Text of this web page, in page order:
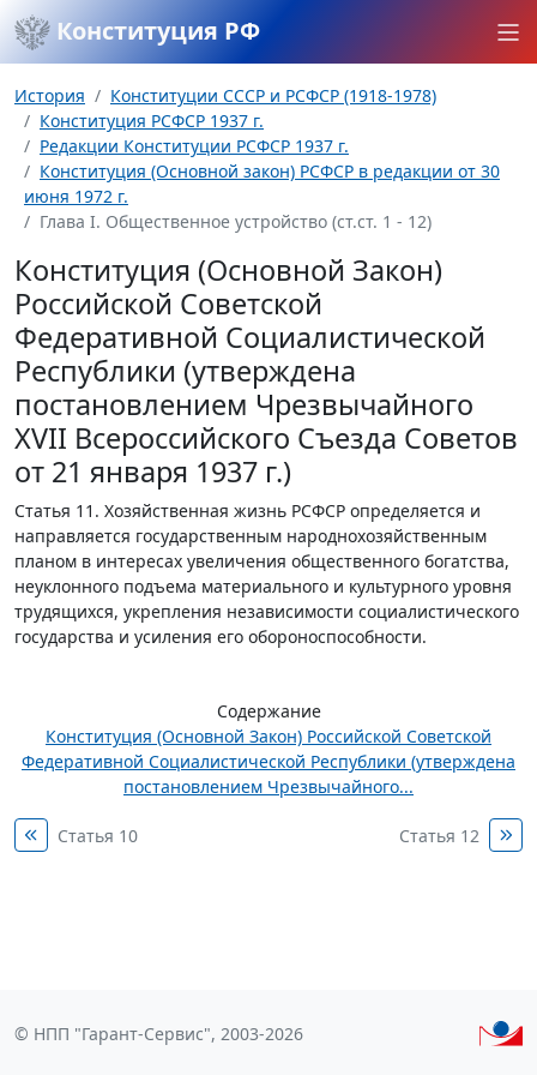
Конституция РФ
История
Конституции СССР и РСФСР (1918-1978)
Конституция РСФСР 1937 г.
Редакции Конституции РСФСР 1937 г.
Конституция (Основной закон) РСФСР в редакции от 30
июня 1972 г.
Глава I. Общественное устройство (ст.ст. 1 - 12)
Конституция (Основной Закон)
Российской Советской
Федеративной Социалистической
Республики (утверждена
постановлением Чрезвычайного
XVII Всероссийского Съезда Советов
от 21 января 1937 г.)
Статья 11. Хозяйственная жизнь РСФСР определяется и
направляется государственным народнохозяйственным
планом в интересах увеличения общественного богатства,
неуклонного подъема материального и культурного уровня
трудящихся, укрепления независимости социалистического
государства и усиления его обороноспособности.
Содержание
Конституция (Основной Закон) Российской Советской
Федеративной Социалистической Республики (утверждена
постановлением Чрезвычайного...
Статья 10 Статья 12
© НПП "Гарант-Сервис", 2003-2026